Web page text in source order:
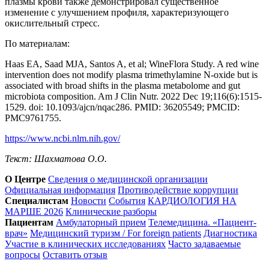
изменение с улучшением профиля, характеризующего
окислительный стресс.
По материалам:
Haas EA, Saad MJA, Santos A, et al; WineFlora Study. A red wine
intervention does not modify plasma trimethylamine N-oxide but is
associated with broad shifts in the plasma metabolome and gut
microbiota composition. Am J Clin Nutr. 2022 Dec 19;116(6):1515-
1529. doi: 10.1093/ajcn/nqac286. PMID: 36205549; PMCID:
PMC9761755.
https://www.ncbi.nlm.nih.gov/
Текст: Шахматова О.О.
О Центре Сведения о медицинской организации
Официальная информация Противодействие коррупции
Специалистам Новости События КАРДИОЛОГИЯ НА
МАРШЕ 2026 Клинические разборы
Пациентам Амбулаторный прием Телемедицина. «Пациент-
врач» Медицинский туризм / For foreign patients Диагностика
Участие в клинических исследованиях Часто задаваемые
вопросы Оставить отзыв